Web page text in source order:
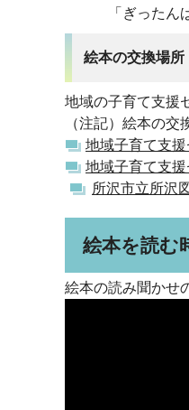
「ぎったんばっ
絵本の交換場所
地域の子育て支援
（注記）絵本の交
地域子育て支援
地域子育て支援
所沢市立所沢
絵本を読む
絵本の読み聞かせ